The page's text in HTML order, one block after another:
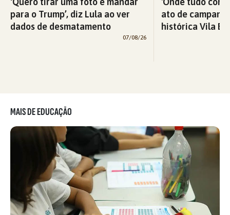
para o Trump’, diz Lula ao ver
dados de desmatamento
07/08/26
ato de
histórica Vila
MAIS DE EDUCAÇÃO